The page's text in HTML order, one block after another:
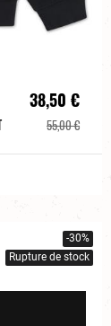
38,50 €
55,00 €
-30%
Rupture de stock